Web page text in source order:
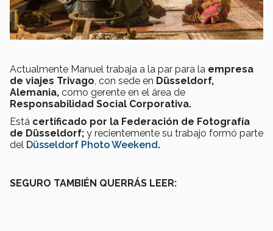
Actualmente Manuel trabaja a la par para la empresa
de viajes Trivago , con sede en Düsseldorf,
Alemania, como gerente en el área de
Responsabilidad Social Corporativa.
Está certificado por la Federación de Fotografía
de Düsseldorf; y recientemente su trabajo formó parte
del Düsseldorf Photo Weekend.
SEGURO TAMBIÉN QUERRÁS LEER: